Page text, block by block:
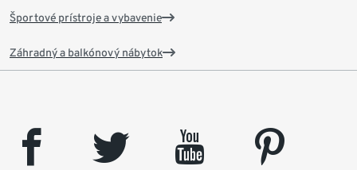
Športové prístroje a vybavenie
Záhradný a balkónový nábytok
facebook twitter youtube
pinterest